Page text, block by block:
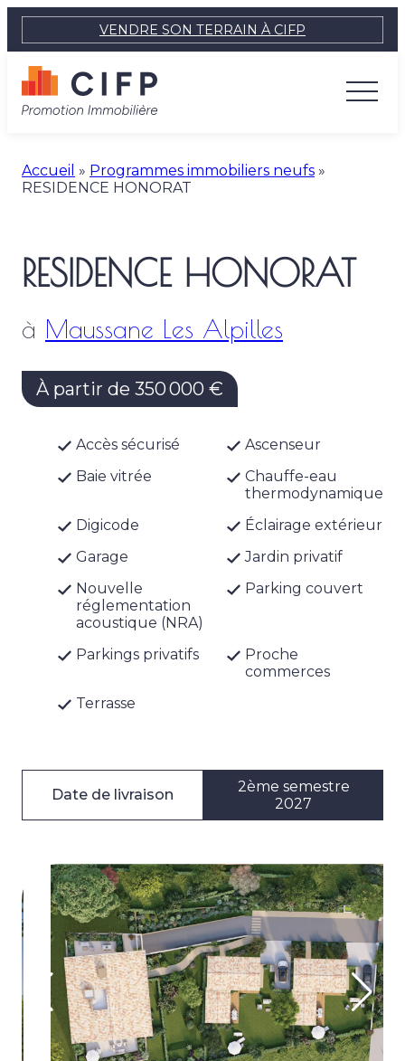
VENDRE SON TERRAIN À CIFP
Accueil » Programmes immobiliers neufs »
RESIDENCE HONORAT
RESIDENCE HONORAT
à Maussane Les Alpilles
À partir de 350 000 €
Accès sécurisé
Ascenseur
Baie vitrée
Chauffe-eau
thermodynamique
Digicode
Éclairage extérieur
Garage
Jardin privatif
Nouvelle
réglementation
acoustique (NRA)
Parking couvert
Parkings privatifs
Proche
commerces
Terrasse
Date de livraison
2ème semestre
2027